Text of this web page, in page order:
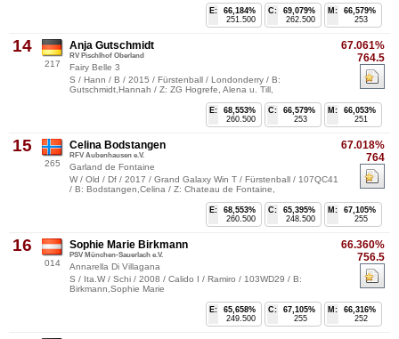
M:
66,579%
253
C:
69,079%
262.500
E:
66,184%
251.500
14
217
67.061%
764.5
Anja Gutschmidt
RV Pischlhof Oberland
Fairy Belle 3
S / Hann / B / 2015 / Fürstenball / Londonderry / B:
Gutschmidt,Hannah / Z: ZG Hogrefe, Alena u. Till,
M:
66,053%
251
C:
66,579%
253
E:
68,553%
260.500
15
265
67.018%
764
Celina Bodstangen
RFV Aubenhausen e.V.
Garland de Fontaine
W / Old / Df / 2017 / Grand Galaxy Win T / Fürstenball / 107QC41
/ B: Bodstangen,Celina / Z: Chateau de Fontaine,
M:
67,105%
255
C:
65,395%
248.500
E:
68,553%
260.500
16
014
66.360%
756.5
Sophie Marie Birkmann
PSV München-Sauerlach e.V.
Annarella Di Villagana
S / Ita.W / Schi / 2008 / Calido I / Ramiro / 103WD29 / B:
Birkmann,Sophie Marie
M:
66,316%
252
C:
67,105%
255
E:
65,658%
249.500